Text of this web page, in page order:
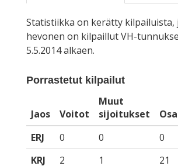
Statistiikka on kerätty kilpailuista,
hevonen on kilpaillut VH-
5.5.2014 alkaen.
Porrastetut kilpailut
Jaos Voitot
Muut
sijoitukset
ERJ
0 0 0
KRJ
2 1 21